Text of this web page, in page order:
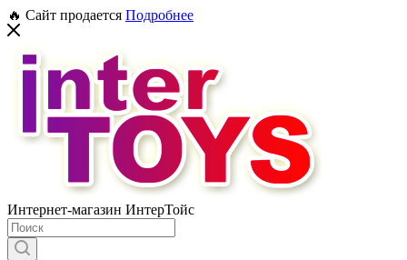
🔥 Сайт продается Подробнее
Интернет-магазин ИнтерТойс